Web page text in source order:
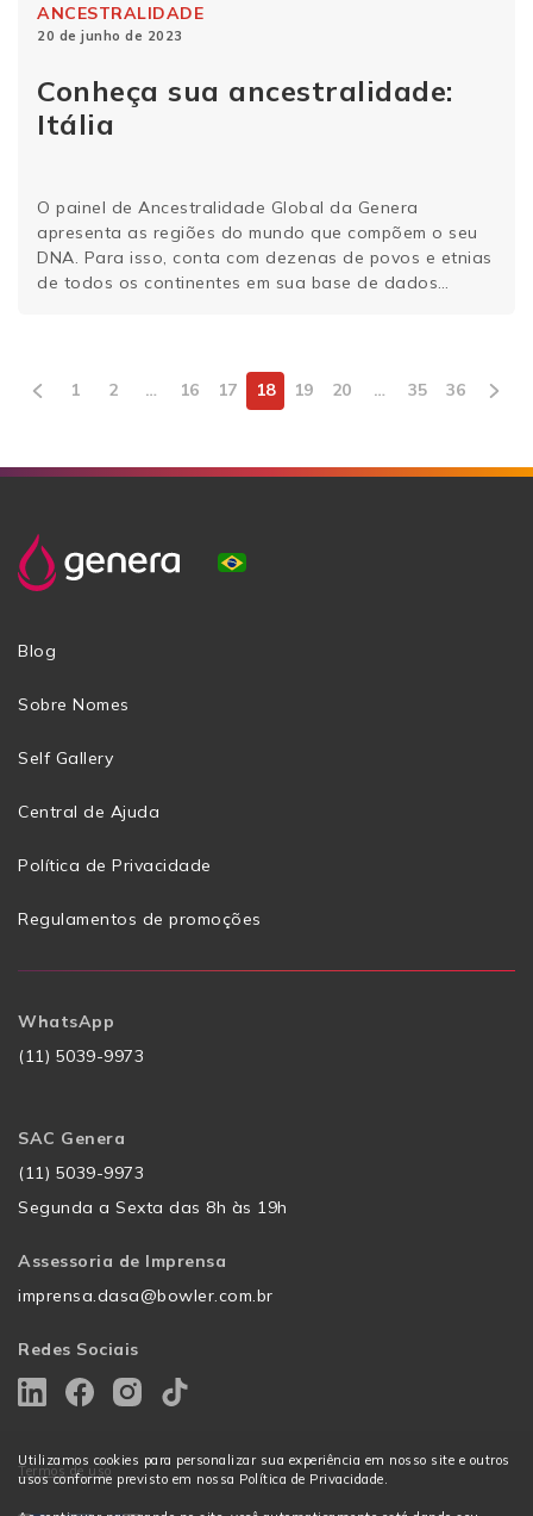
dificuldade do organismo de produzir ou …
lendo
ANCESTRALIDADE
20 de junho de 2023
Conheça sua ancestralidade:
Itália
O painel de Ancestralidade Global da Genera
apresenta as regiões do mundo que compõem o seu
DNA. Para isso, conta com dezenas de povos e etnias
de todos os continentes em sua base de dados
lendo1 2 … 16 17 18 19 20 … 35 36
Utilizamos cookies para personalizar sua experiência em nosso site e outros
usos conforme previsto em nossa Política de Privacidade.
Blog
Sobre Nomes
Self Gallery
Central de Ajuda
Política de Privacidade
Regulamentos de promoções
WhatsApp
(11) 5039-9973
SAC Genera
(11) 5039-9973
Segunda a Sexta das 8h às 19h
Assessoria de Imprensa
imprensa.dasa@bowler.com.br
Redes Sociais
Termos de uso